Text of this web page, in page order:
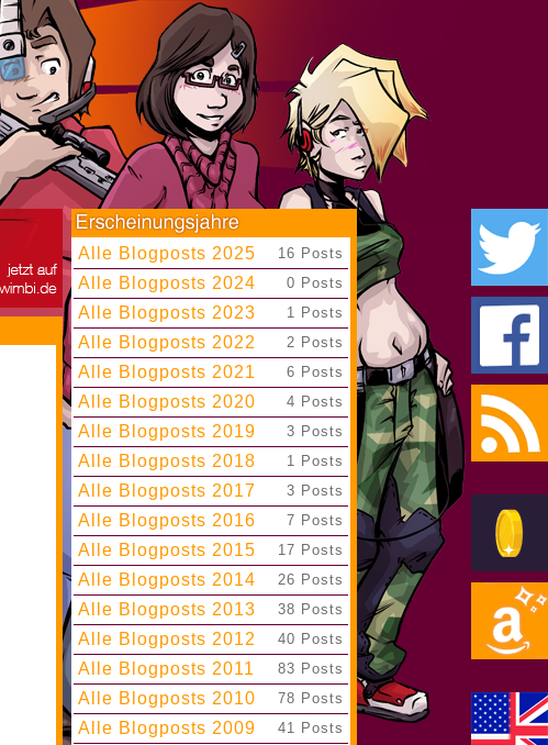
Alle Blogposts 2025 16 Posts
Alle Blogposts 2024 0 Posts
Alle Blogposts 2023 1 Posts
Alle Blogposts 2022 2 Posts
Alle Blogposts 2021 6 Posts
Alle Blogposts 2020 4 Posts
Alle Blogposts 2019 3 Posts
Alle Blogposts 2018 1 Posts
Alle Blogposts 2017 3 Posts
Alle Blogposts 2016 7 Posts
Alle Blogposts 2015 17 Posts
Alle Blogposts 2014 26 Posts
Alle Blogposts 2013 38 Posts
Alle Blogposts 2012 40 Posts
Alle Blogposts 2011 83 Posts
Alle Blogposts 2010 78 Posts
Alle Blogposts 2009 41 Posts